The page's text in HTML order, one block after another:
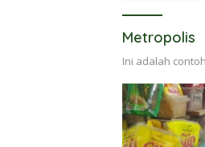
Metropolis
Ini adalah